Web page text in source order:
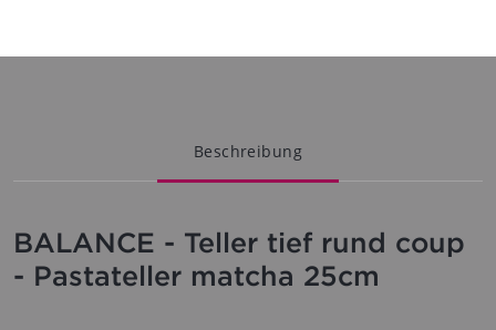
Beschreibung
BALANCE - Teller tief rund coup
- Pastateller matcha 25cm